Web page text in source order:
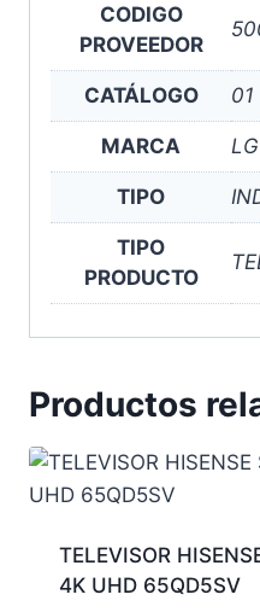
CODIGO
PROVEEDOR
CATÁLOGO 01
MARCA LG
TIPO
TIPO
PRODUCTO
Productos
TELEVISOR
4K UHD 65QD5SV